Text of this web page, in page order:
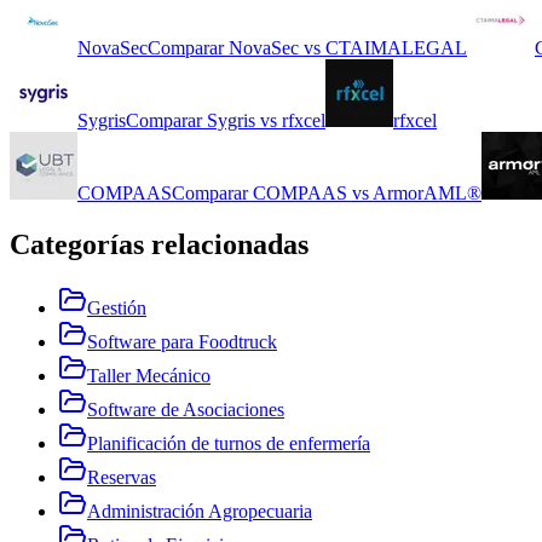
NovaSecComparar NovaSec vs CTAIMALEGAL
SygrisComparar Sygris vs rfxcel rfxcel
COMPAASComparar COMPAAS vsArmorAML®
Categorías relacionadas
Gestión
Software para Foodtruck
Taller Mecánico
Software de Asociaciones
Planificación de turnos de enfermería
Reservas
Administración Agropecuaria